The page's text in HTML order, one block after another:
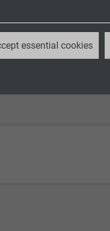
essential cookies